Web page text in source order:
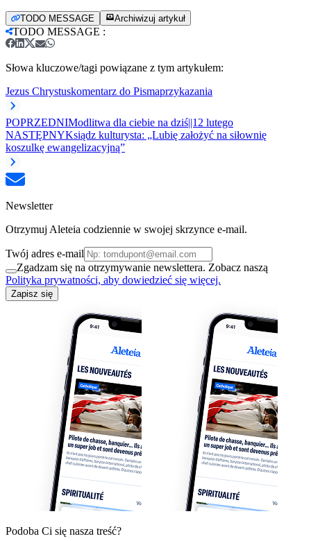
TODO MESSAGE Archiwizuj artykuł
TODO MESSAGE :
Słowa kluczowe/tagi powiązane z tym artykułem:
Jezus Chrystuskomentarz do Pismaprzykazania
POPRZEDNIModlitwa dla ciebie na dziś||12 lutego
NASTĘPNYKsiądz kulturysta: „Lubię założyć na siłownię
koszulkę ewangelizacyjną”
Newsletter
Otrzymuj Aleteia codziennie w swojej skrzynce e-mail.
Twój adres e-mail
Zgadzam się na otrzymywanie newslettera. Zobacz naszą
Polityka prywatności, aby dowiedzieć się więcej.
Zapisz się
Podoba Ci się nasza treść?